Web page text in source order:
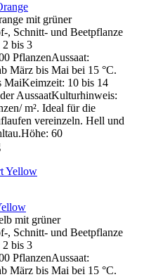
mit grüner
, Schnitt- und Beetpflanze
2 bis 3
PflanzenAussaat:
März bis Mai bei 15 °C.
MaiKeimzeit: 10 bis 14
AussaatKulturhinweis:
m². Ideal für die
vereinzeln. Hell und
60
mit grüner
, Schnitt- und Beetpflanze
2 bis 3
PflanzenAussaat:
März bis Mai bei 15 °C.